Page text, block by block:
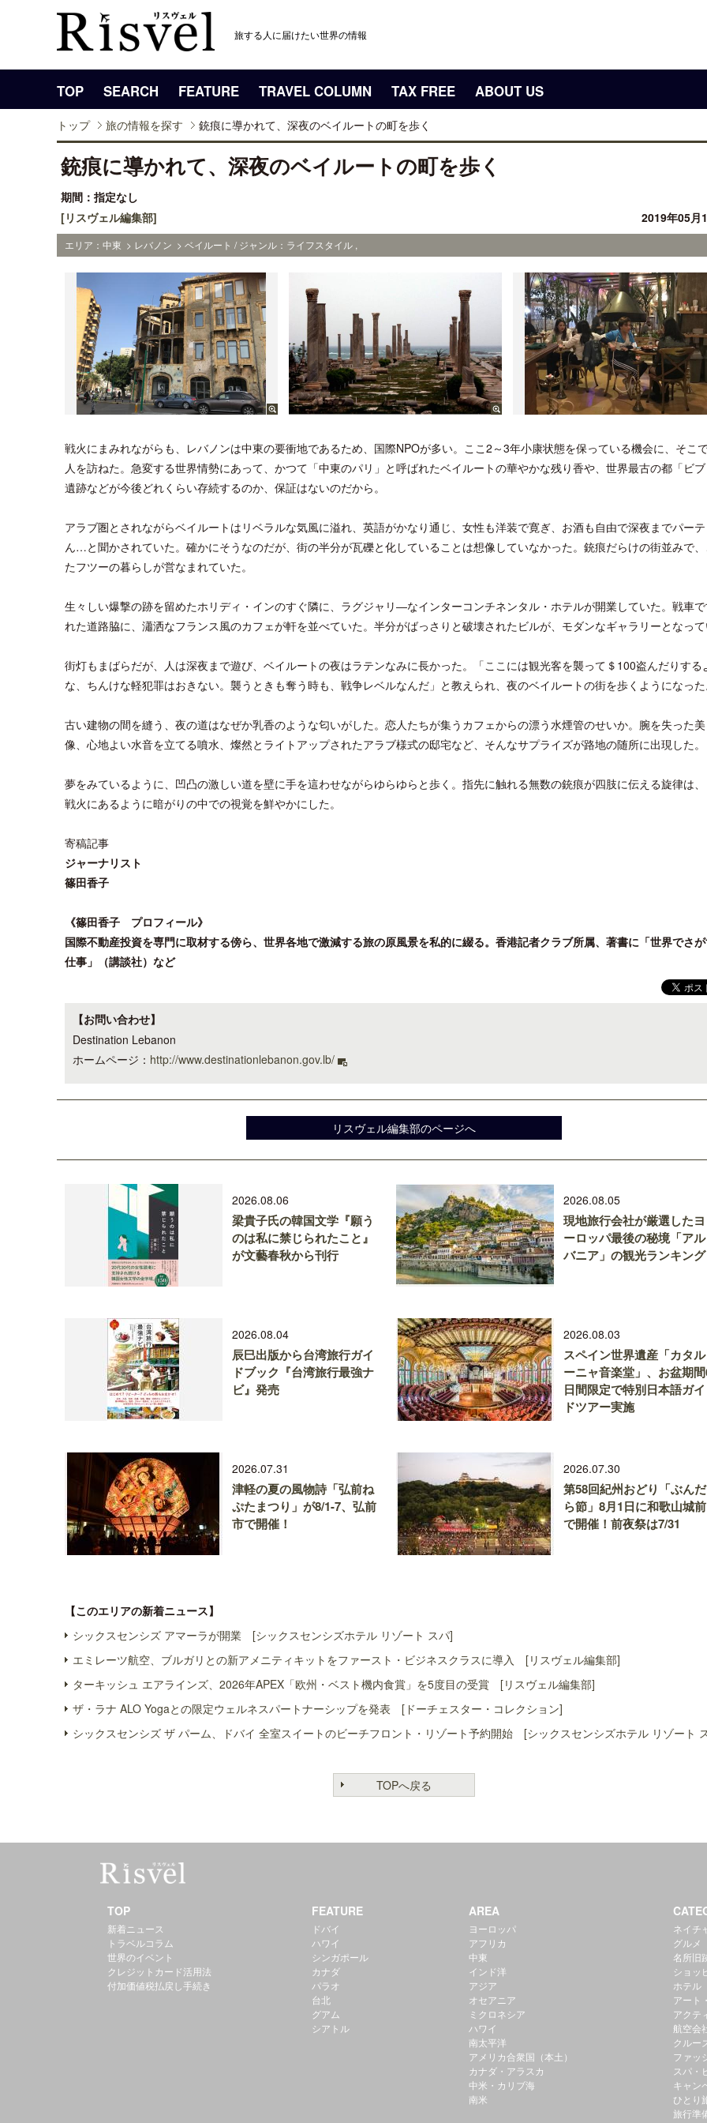
旅する人に届けたい世界の情報
TOP SEARCH FEATURE TRAVEL COLUMN TAX FREE ABOUT US
トップ 旅の情報を探す 銃痕に導かれて、深夜のベイルートの町を歩く
銃痕に導かれて、深夜のベイルートの町を歩く
期間：指定なし
[リスヴェル編集部]
2019年05月
エリア：中東 > レバノン > ベイルート / ジャンル：ライフスタイル ,
戦火にまみれながらも、レバノンは中東の要衝地であるため、国際NPOが多い。ここ2～3年小康状態を保っている機会に、そこ
人を訪ねた。急変する世界情勢にあって、かつて「中東のパリ」と呼ばれたベイルートの華やかな残り香や、世界最古の都「ビ
遺跡などが今後どれくらい存続するのか、保証はないのだから。
アラブ圏とされながらベイルートはリベラルな気風に溢れ、英語がかなり通じ、女性も洋装で寛ぎ、お酒も自由で深夜までパー
ん…と聞かされていた。確かにそうなのだが、街の半分が瓦礫と化していることは想像していなかった。銃痕だらけの街並みで
たフツーの暮らしが営なまれていた。
生々しい爆撃の跡を留めたホリディ・インのすぐ隣に、ラグジャリ―なインターコンチネンタル・ホテルが開業していた。戦車
れた道路脇に、瀟洒なフランス風のカフェが軒を並べていた。半分がばっさりと破壊されたビルが、モダンなギャラリーとなっ
街灯もまばらだが、人は深夜まで遊び、ベイルートの夜はラテンなみに長かった。「ここには観光客を襲って＄100盗んだりする
な、ちんけな軽犯罪はおきない。襲うときも奪う時も、戦争レベルなんだ」と教えられ、夜のベイルートの街を歩くようになっ
古い建物の間を縫う、夜の道はなぜか乳香のような匂いがした。恋人たちが集うカフェからの漂う水煙管のせいか。腕を失った
像、心地よい水音を立てる噴水、燦然とライトアップされたアラブ様式の邸宅など、そんなサプライズが路地の随所に出現した。
夢をみているように、凹凸の激しい道を壁に手を這わせながらゆらゆらと歩く。指先に触れる無数の銃痕が四肢に伝える旋律は
戦火にあるように暗がりの中での視覚を鮮やかにした。
寄稿記事
ジャーナリスト
篠田香子
《篠田香子 プロフィール》
国際不動産投資を専門に取材する傍ら、世界各地で激減する旅の原風景を私的に綴る。香港記者クラブ所属、著書に「世界でさ
仕事」（講談社）など
【お問い合わせ】
Destination Lebanon
ホームページ： http://www.destinationlebanon.gov.lb/
リスヴェル編集部のページへ
2026.08.06
梁貴子氏の韓国文学『願う
のは私に禁じられたこと』
が文藝春秋から刊行
2026.08.05
現地旅行会社が厳選したヨ
ーロッパ最後の秘境「アル
バニア」の観光ランキング
2026.08.04
辰巳出版から台湾旅行ガイ
ドブック『台湾旅行最強ナ
ビ』発売
2026.08.03
スペイン世界遺産「カタル
ーニャ音楽堂」、お盆期
日間限定で特別日本語ガイ
ドツアー実施
2026.07.31
津軽の夏の風物詩「弘前ね
ぷたまつり」が8/1-7、弘前
市で開催！
2026.07.30
第58回紀州おどり「ぶんだ
ら節」8月1日に和歌山城前
で開催！前夜祭は7/31
【このエリアの新着ニュース】
シックスセンシズ アマーラが開業 [シックスセンシズホテル リゾート スパ]
エミレーツ航空、ブルガリとの新アメニティキットをファースト・ビジネスクラスに導入 [リスヴェル編集部]
ターキッシュ エアラインズ、2026年APEX「欧州・ベスト機内食賞」を5度目の受賞 [リスヴェル編集部]
ザ・ラナ ALO Yogaとの限定ウェルネスパートナーシップを発表 [ドーチェスター・コレクション]
シックスセンシズ ザ パーム、ドバイ 全室スイートのビーチフロント・リゾート予約開始 [シックスセンシズホテル リゾート
TOPへ戻る
TOP
新着ニュース
トラベルコラム
世界のイベント
クレジットカード活用法
付加価値税払戻し手続き
FEATURE
ドバイ
ハワイ
シンガポール
カナダ
パラオ
台北
グアム
シアトル
AREA
ヨーロッパ
アフリカ
中東
インド洋
アジア
オセアニア
ミクロネシア
ハワイ
南太平洋
アメリカ合衆国（本土）
カナダ・アラスカ
中米・カリブ海
南米
ネイチ
グルメ
名所旧
ショッ
ホテル
アート
アクテ
航空会
クルー
ファッ
スパ・
キャン
ひとり
旅行準